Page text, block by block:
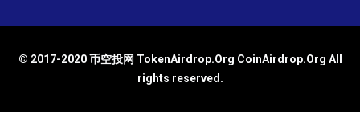
© 2017-2020 币空投网 TokenAirdrop.Org CoinAirdrop.Org All
rights reserved.